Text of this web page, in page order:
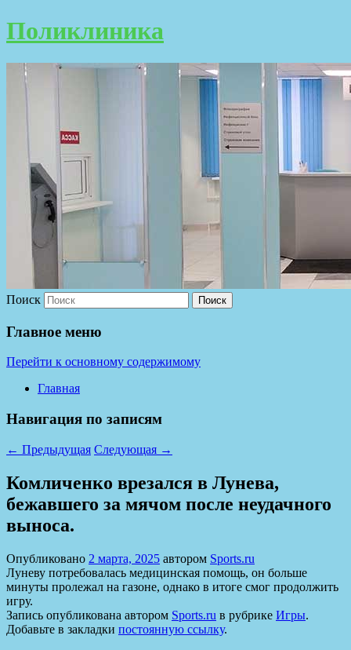
Поликлиника
Поиск
Главное меню
Перейти к основному содержимому
Главная
Навигация по записям
← Предыдущая Следующая →
Комличенко врезался в Лунева,
бежавшего за мячом после неудачного
выноса.
Опубликовано 2 марта, 2025 автором Sports.ru
Луневу потребовалась медицинская помощь, он больше
минуты пролежал на газоне, однако в итоге смог продолжить
игру.
Запись опубликована автором Sports.ru в рубрике Игры.
Добавьте в закладки постоянную ссылку.